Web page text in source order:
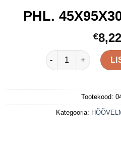
PHL.
€8,22
PHL. 45X95X3000
Tootekood:
Kategooria: